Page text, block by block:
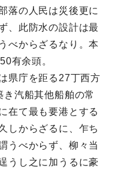
落の人民は災後更に
、此防水の設計は最
べからざるなり。本
有余頭。
県庁を距る27丁西方
汽船其他船舶の常
在て最も要港とする
しからざるに、乍ち
うべからず、柳々当
うし之に加うるに豪